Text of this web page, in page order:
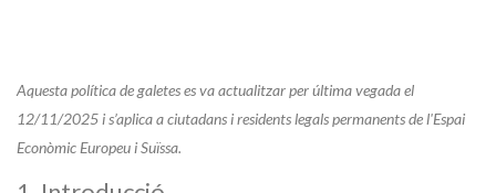
Aquesta política de galetes es va actualitzar per última vegada el
12/11/2025 i s’aplica a ciutadans i residents legals permanents de l'Espai
Econòmic Europeu i Suïssa.